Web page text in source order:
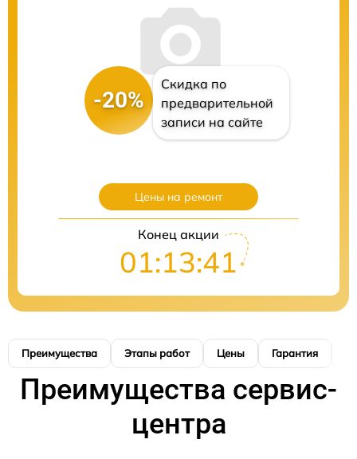
-20%
Скидка по
предварительной
записи на сайте
Цены на ремонт
Конец акции
01:13:40
Преимущества Этапы работ Цены Гарантия
Преимущества сервис-
центра